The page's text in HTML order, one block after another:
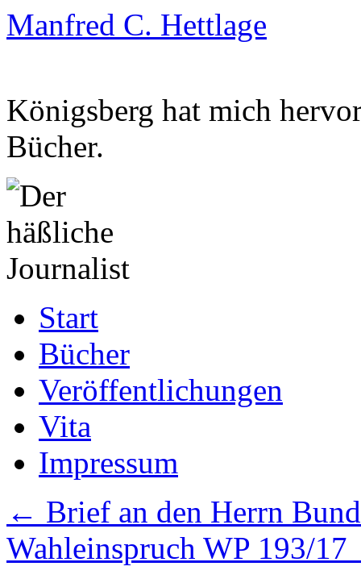
Manfred C. Hettlage
Königsberg hat mich
Bücher.
Inhalt
springenStart
Bücher
Veröffentlichungen
Vita
Impressum
← Brief an den Herrn
Wahleinspruch WP 193/17